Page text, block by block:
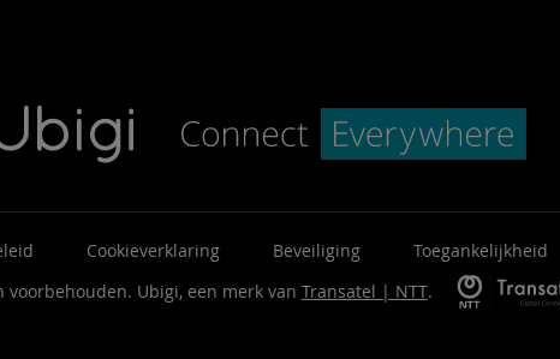
Cookieverklaring Beveiliging Toegankelijkheid
voorbehouden. Ubigi, een merk van Transatel | NTT.